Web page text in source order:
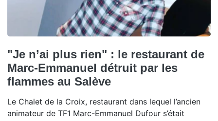
"Je n’ai plus rien" : le restaurant de
Marc-Emmanuel détruit par les
flammes au Salève
Le Chalet de la Croix, restaurant dans lequel l’ancien
animateur de TF1 Marc-Emmanuel Dufour s’était